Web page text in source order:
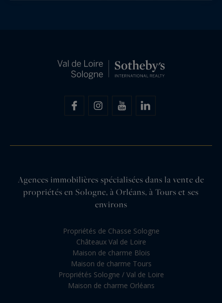
Agences immobilières spécialisées dans la vente de
propriétés en Sologne, à Orléans, à Tours et ses
environs
Propriétés de Chasse Sologne
Châteaux Val de Loire
Maison de charme Blois
Maison de charme Tours
Propriétés Sologne / Val de Loire
Maison de charme Orléans